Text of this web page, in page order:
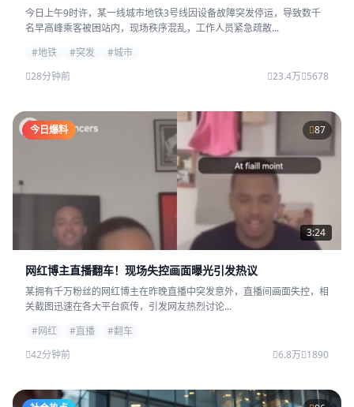
今日上午9时许，某一线城市地铁3号线因设备故障突发停运，导致数千
名早高峰乘客被困站内，现场秩序混乱，工作人员紧急疏散...
#地铁
#突发
#城市
28分钟前
23.4万 5678
今日爆料 87
3:24
网红博主直播翻车！现场失控画面曝光引发热议
某拥有千万粉丝的网红博主在昨晚直播中突发意外，直播间画面失控，相
关截图迅速在各大平台疯传，引发网友热烈讨论...
#网红
#直播
#翻车
42分钟前
6.8万 1890